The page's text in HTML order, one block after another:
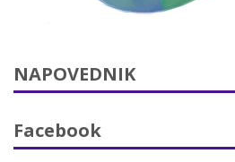
NAPOVEDNIK
Facebook